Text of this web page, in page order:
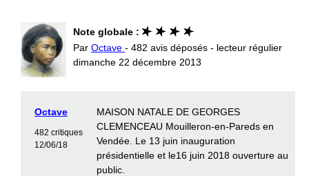
Note globale :
Par Octave - 482 avis déposés - lecteur régulier
dimanche 22 décembre 2013
Octave
482 critiques
12/06/18
MAISON NATALE DE GEORGES
CLEMENCEAU Mouilleron-en-Pareds en
Vendée. Le 13 juin inauguration
présidentielle et le16 juin 2018 ouverture au
public.